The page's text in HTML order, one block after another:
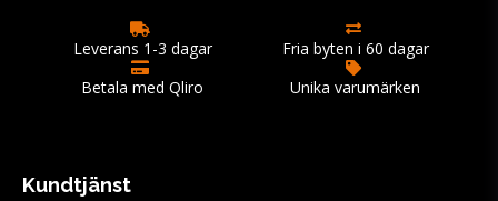
Leverans 1-3 dagar
Fria byten i 60 dagar
Betala med Qliro
Unika varumärken
Kundtjänst